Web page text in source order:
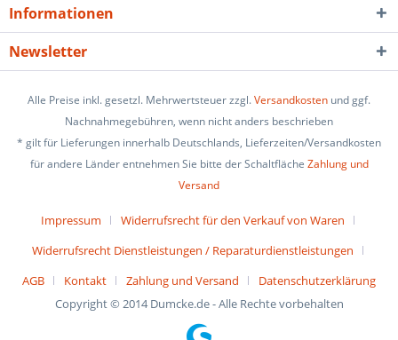
Informationen
Newsletter
Alle Preise inkl. gesetzl. Mehrwertsteuer zzgl.Versandkosten und ggf.
Nachnahmegebühren, wenn nicht anders beschrieben
* gilt für Lieferungen innerhalb Deutschlands, Lieferzeiten/Versandkosten
für andere Länder entnehmen Sie bitte der Schaltfläche Zahlung und
Versand
Impressum
Widerrufsrecht für den Verkauf von Waren
Widerrufsrecht Dienstleistungen / Reparaturdienstleistungen
AGB
Kontakt Zahlung und Versand
Datenschutzerklärung
Copyright © 2014 Dumcke.de - Alle Rechte vorbehalten